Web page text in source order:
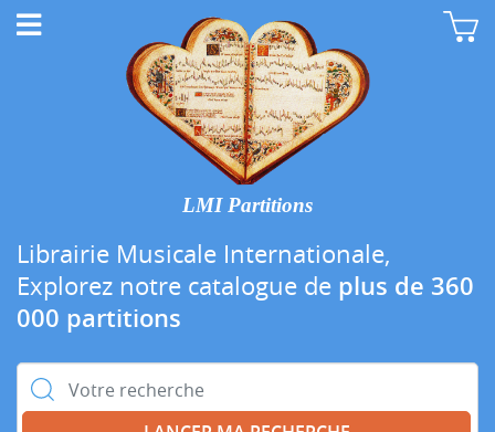
LMI Partitions
Librairie Musicale Internationale,
Explorez notre catalogue de plus de 360
000 partitions
Rechercher :